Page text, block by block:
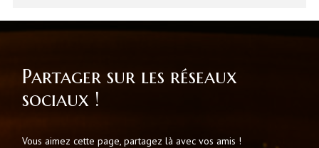
Partager sur les réseaux
sociaux !
Vous aimez cette page, partagez là avec vos amis !